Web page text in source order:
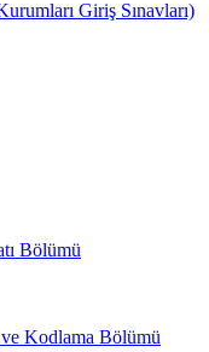
Giriş Sınavları)
Bölümü
Kodlama Bölümü